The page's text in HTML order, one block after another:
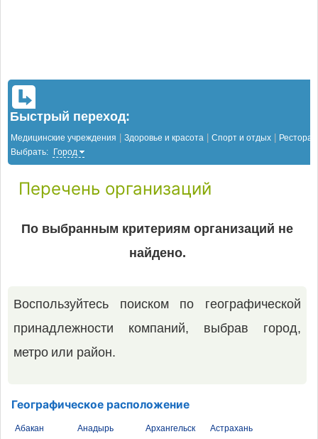
Быстрый переход:
Медицинские учреждения Здоровье и красота Спорт и отдых
Выбрать:
Город
Перечень организаций
По выбранным критериям организаций не
найдено.
Воспользуйтесь поиском по географической
принадлежности компаний, выбрав город,
метро или район.
Географическое расположение
Абакан Анадырь Архангельск
Астрахань